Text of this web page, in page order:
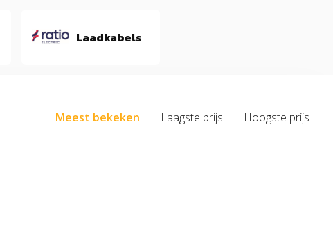
Laadkabels
Meest bekeken Laagste prijs Hoogste prijs